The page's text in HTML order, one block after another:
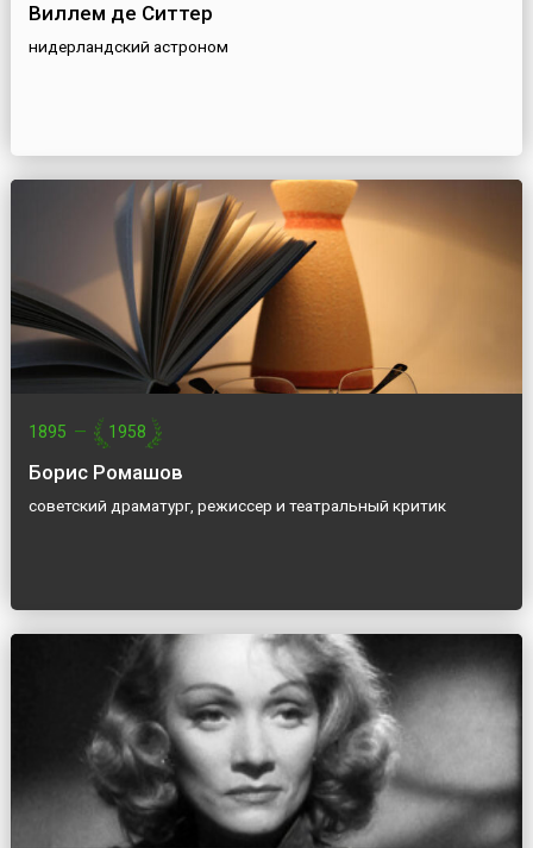
Виллем де Ситтер
нидерландский астроном
1895 — 1958
Борис Ромашов
советский драматург, режиссер и театральный критик